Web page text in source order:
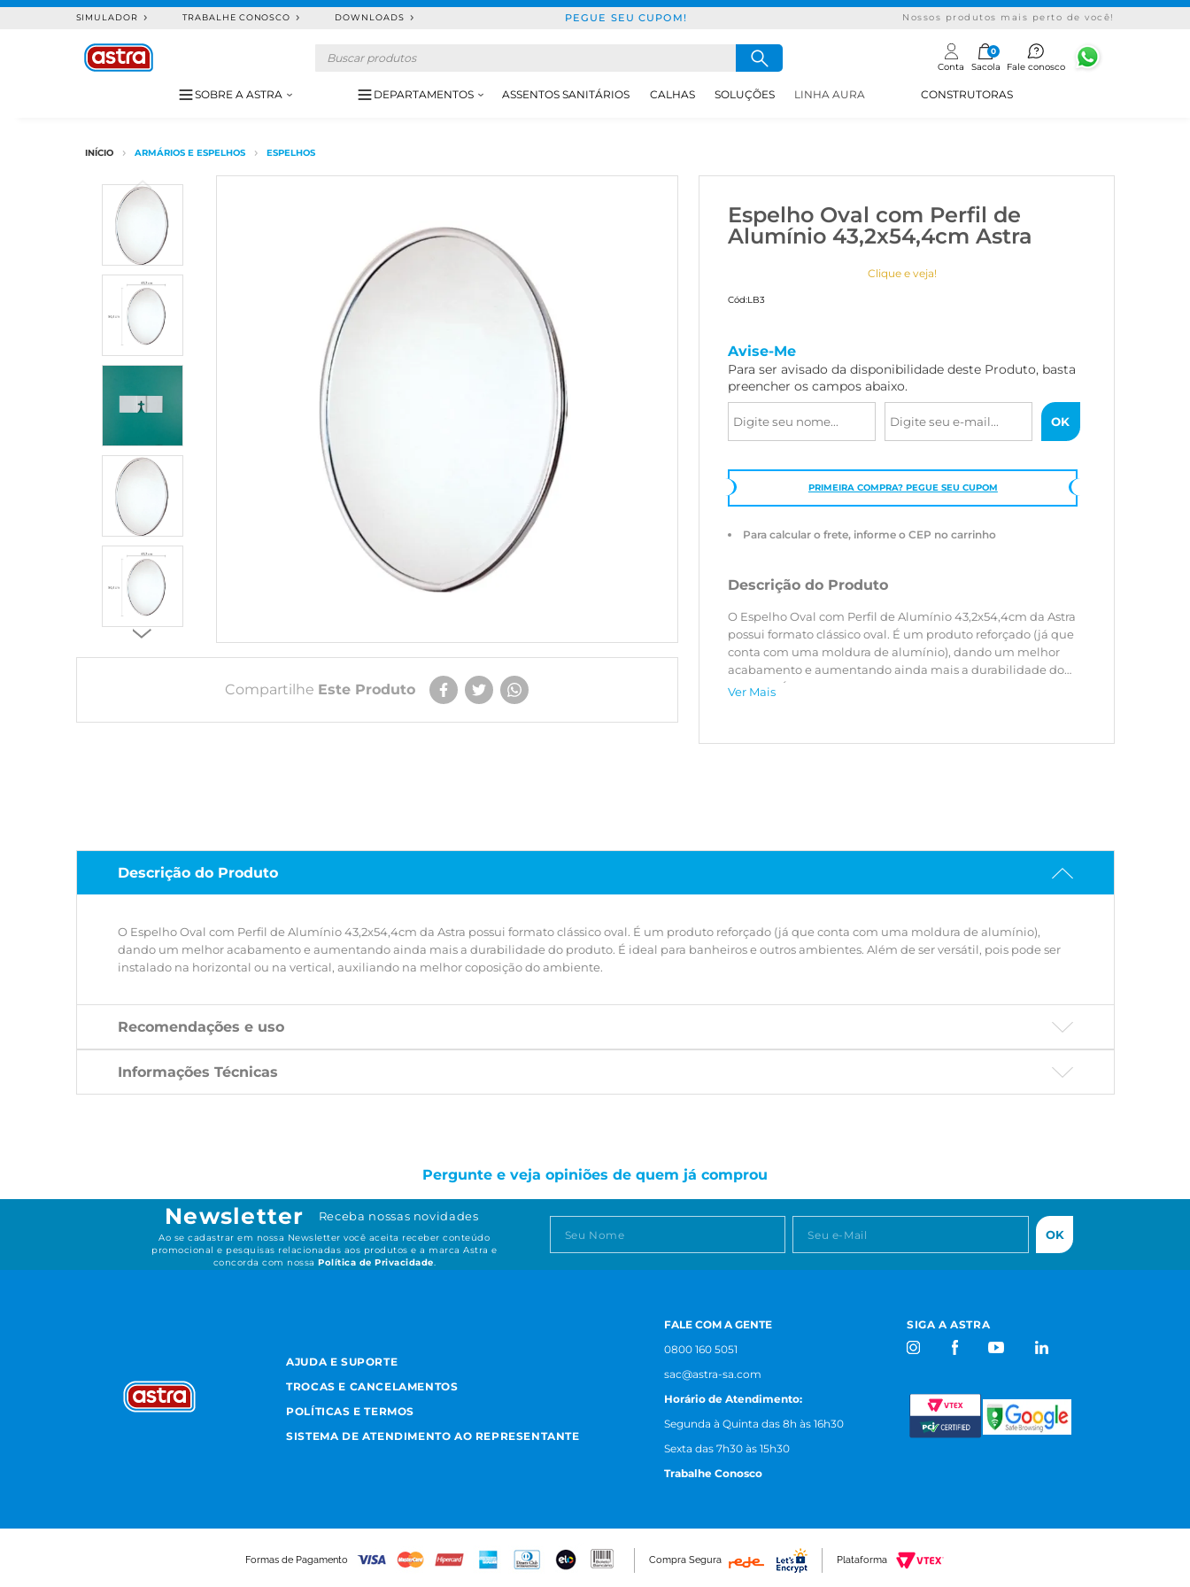
SIMULADOR TRABALHE CONOSCO DOWNLOADS PEGUE SEU CUPOM! Nossos produtos mais perto de você!
SOBRE A ASTRA DEPARTAMENTOS ASSENTOS SANITÁRIOS CALHAS SOLUÇÕES LINHA AURA CONSTRUTORAS
Conta
0
Sacola Fale conosco
ARMÁRIOS E ESPELHOS ESPELHOS
Compartilhe Este Produto
Espelho Oval com Perfil de
Alumínio 43,2x54,4cm Astra
Clique e veja!
Cód:LB3
Avise-Me
Para ser avisado da disponibilidade deste Produto, basta
preencher os campos abaixo.
PRIMEIRA COMPRA? PEGUE SEU CUPOM
Para calcular o frete, informe o CEP no carrinho
Descrição do Produto
O Espelho Oval com Perfil de Alumínio 43,2x54,4cm da Astra
possui formato clássico oval. É um produto reforçado (já que
conta com uma moldura de alumínio), dando um melhor
acabamento e aumentando ainda mais a durabilidade do
produto. É ideal para banheiros e outros ambientes. Além de
Ver Mais
Descrição do Produto
O Espelho Oval com Perfil de Alumínio 43,2x54,4cm da Astra possui formato clássico oval. É um produto reforçado (já que conta com uma moldura de alumínio),
dando um melhor acabamento e aumentando ainda mais a durabilidade do produto. É ideal para banheiros e outros ambientes. Além de ser versátil, pois pode ser
instalado na horizontal ou na vertical, auxiliando na melhor coposição do ambiente.
Recomendações e uso
Informações Técnicas
Pergunte e veja opiniões de quem já comprou
Newsletter Receba nossas novidades
Ao se cadastrar em nossa Newsletter você aceita receber conteúdo
promocional e pesquisas relacionadas aos produtos e a marca Astra e
concorda com nossaPolítica de Privacidade
OK
AJUDA E SUPORTE
TROCAS E CANCELAMENTOS
POLÍTICAS E TERMOS
SISTEMA DE ATENDIMENTO AO REPRESENTANTE
FALE COM A GENTE
0800 160 5051
sac@astra-sa.com
Horário de Atendimento:
Segunda à Quinta das 8h às 16h30
Sexta das 7h30 às 15h30
Trabalhe Conosco
SIGA A ASTRA
Formas de Pagamento Compra Segura Plataforma